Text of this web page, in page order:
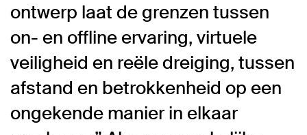
ontwerp laat de grenzen tussen
on- en offline ervaring, virtuele
veiligheid en reële dreiging, tussen
afstand en betrokkenheid op een
ongekende manier in elkaar